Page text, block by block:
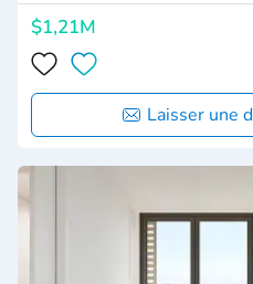
$1,21M
Laisser une